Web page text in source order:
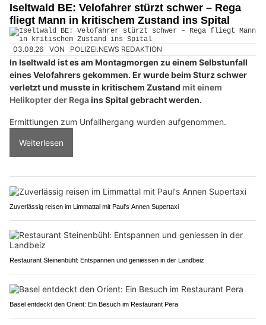
Iseltwald BE: Velofahrer stürzt schwer – Rega
fliegt Mann in kritischem Zustand ins Spital
03.08.26 VON POLIZEI.NEWS REDAKTION
In Iseltwald ist es am Montagmorgen zu einem Selbstunfall
eines Velofahrers gekommen. Er wurde beim Sturz schwer
verletzt und musste in kritischem Zustand mit einem
Helikopter der Regains Spital gebracht werden.
Ermittlungen zum Unfallhergang wurden aufgenommen.
Weiterlesen
Zuverlässig reisen im Limmattal mit Paul's Annen Supertaxi
Restaurant Steinenbühl: Entspannen und geniessen in der Landbeiz
Basel entdeckt den Orient: Ein Besuch im Restaurant Pera